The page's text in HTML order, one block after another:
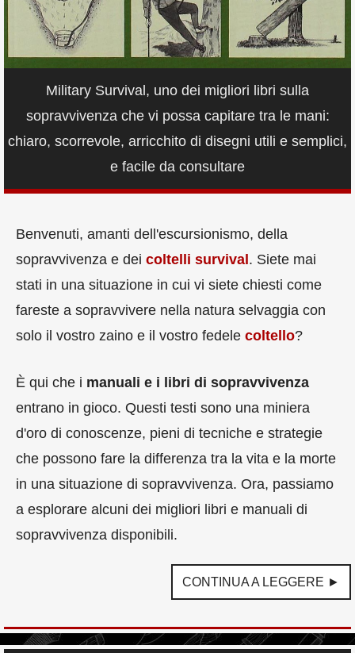
Military Survival, uno dei migliori libri sulla
sopravvivenza che vi possa capitare tra le mani:
chiaro, scorrevole, arricchito di disegni utili e semplici,
e facile da consultare
Benvenuti, amanti dell'escursionismo, della
sopravvivenza e dei coltelli survival. Siete mai
stati in una situazione in cui vi siete chiesti come
fareste a sopravvivere nella natura selvaggia con
solo il vostro zaino e il vostro fedele coltello?
È qui che i manuali e i libri di sopravvivenza
entrano in gioco. Questi testi sono una miniera
d'oro di conoscenze, pieni di tecniche e strategie
che possono fare la differenza tra la vita e la morte
in una situazione di sopravvivenza. Ora, passiamo
a esplorare alcuni dei migliori libri e manuali di
sopravvivenza disponibili.
CONTINUA A LEGGERE ►